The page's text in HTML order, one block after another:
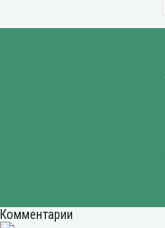
Комментарии